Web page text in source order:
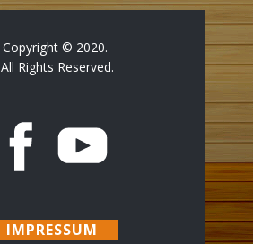
Copyright © 2020.
All Rights Reserved.
IMPRESSUM